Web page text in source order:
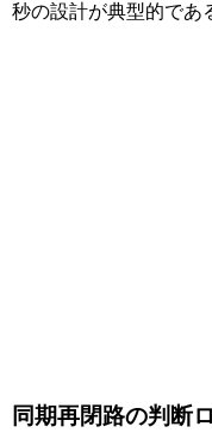
秒の設計が典型的であ
同期再閉路の判断